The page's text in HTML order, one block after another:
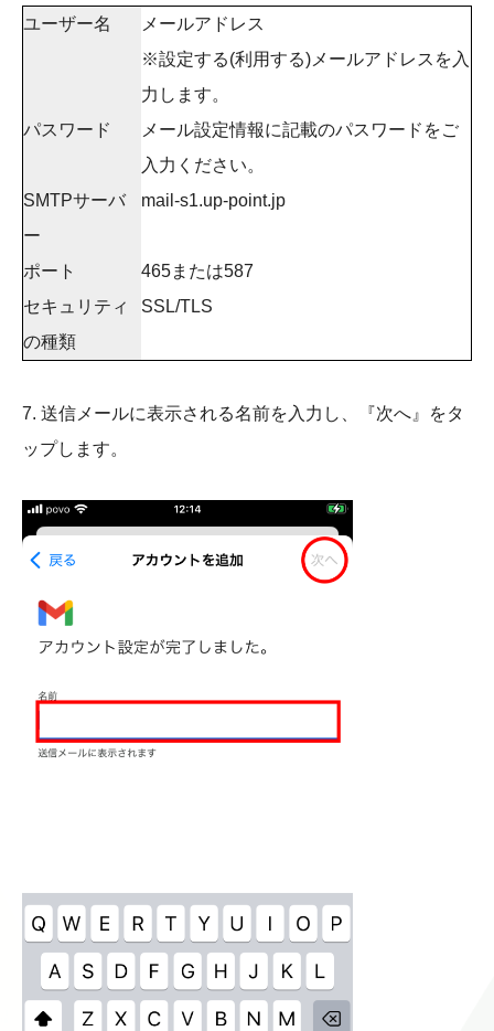
ユーザー名
メールアドレス
※設定する(利用する)メールアドレスを入
力します。
パスワード
メール設定情報に記載のパスワードをご
入力ください。
SMTPサーバ
ー
mail-s1.up-point.jp
ポート
465または587
セキュリティ
の種類
SSL/TLS
7. 送信メールに表示される名前を入力し、『次へ』をタ
ップします。